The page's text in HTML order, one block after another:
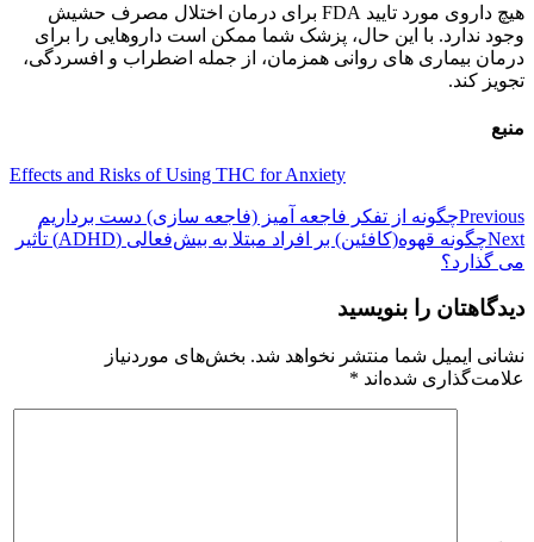
هیچ داروی مورد تایید FDA برای درمان اختلال مصرف حشیش
وجود ندارد. با این حال، پزشک شما ممکن است داروهایی را برای
درمان بیماری های روانی همزمان، از جمله اضطراب و افسردگی،
تجویز کند.
منبع
Effects and Risks of Using THC for Anxiety
راهبری
نوشته
Previousچگونه از تفکر فاجعه آمیز (فاجعه سازی) دست برداریم
Next
چگونه قهوه(کافئین) بر افراد مبتلا به بیش‌فعالی (ADHD) تأثیر
می گذارد؟
دیدگاهتان را بنویسید
نشانی ایمیل شما منتشر نخواهد شد. بخش‌های موردنیاز
علامت‌گذاری شده‌اند *